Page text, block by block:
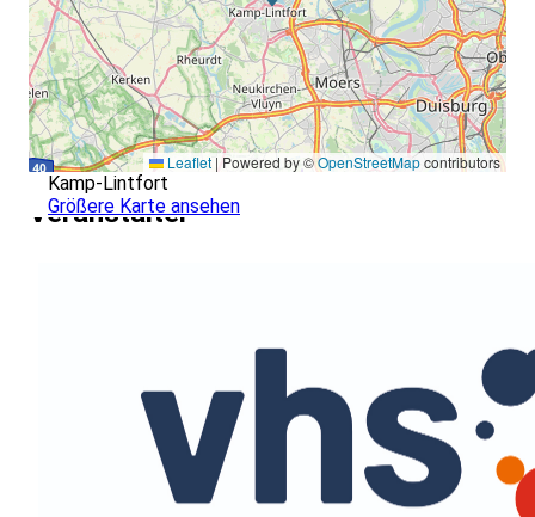
Leaflet | Powered by ©OpenStreetMapcontributors
Kamp-Lintfort
Größere Karte ansehen
Veranstalter